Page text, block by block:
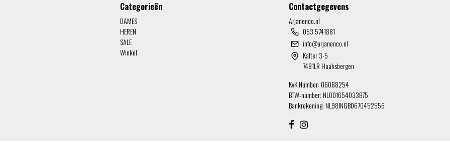
Categorieën
DAMES
HEREN
SALE
Winkel
Contactgegevens
Arjanenco.nl
053 5741881
info@arjanenco.nl
Kalter 3-5
7481LR Haaksbergen
KvK Number: 06088254
BTW-number: NL001654033B75
Bankrekening: NL98INGB0670452556